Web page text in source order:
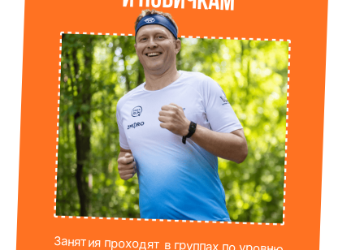
Поддержка, общение
и общие цели